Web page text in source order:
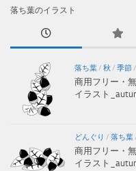
落ち葉のイラスト
落ち葉/ 秋 / 季節/
商用フリー・
イラスト
どんぐり / 落ち葉
商用フリー・
イラスト